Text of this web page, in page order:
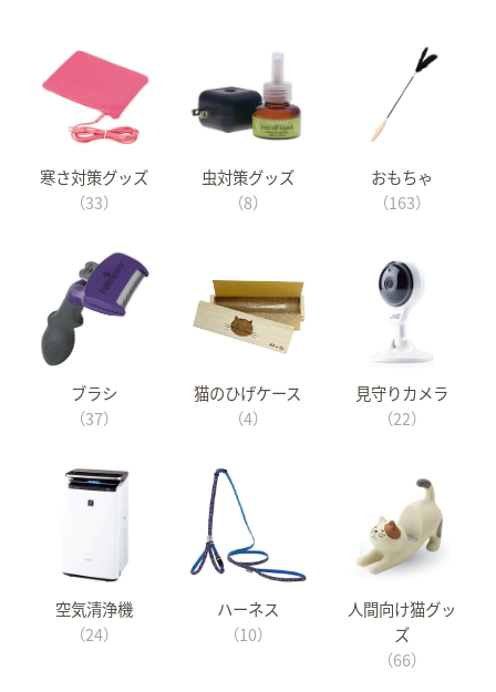
寒さ対策グッズ
（33）
虫対策グッズ
（8）
おもちゃ
（163）
ブラシ
（37）
猫のひげケース
（4）
見守りカメラ
（22）
空気清浄機
（24）
ハーネス
（10）
人間向け猫グッ
ズ
（66）